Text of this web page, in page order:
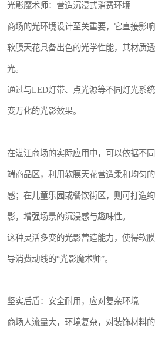
光影魔术师：营造沉浸式消费环境
商场的光环境设计至关重要，它直接影
软膜天花具备出色的光学性能，其材质
光。
通过与LED灯带、点光源等不同灯光系
变万化的光影效果。
在湛江商场的实际应用中，可以依据不
端商品区，利用软膜天花营造柔和均匀
感；在儿童乐园或餐饮街区，则可打造
影，增强场景的沉浸感与趣味性。
这种灵活多变的光影营造能力，使得软
导消费动线的“光影魔术师”。
坚实后盾：安全耐用，应对复杂环境
商场人流量大，环境复杂，对装饰材料